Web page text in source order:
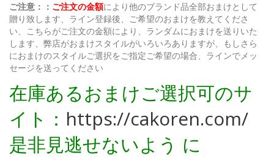
ご注意：： ご注文の金額により他のブランド品全部おまけとして
贈り致します、ライン登録後、ご希望のおまけを教えてくださ
い、こちらがご注文の金額により、ランダムにおまけを送りいた
します、弊店がおまけスタイルがいろいろありますが、もしさら
におまけのスタイルご選択をご指定ご希望の場合、ラインでメッ
セージを送ってください
在庫あるおまけご選択可のサ
イト： https://cakoren.com/
是非見逃せないよう に